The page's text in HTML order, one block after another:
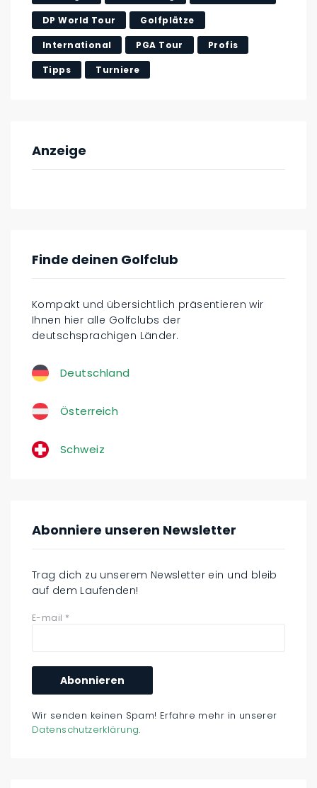
DP World Tour Golfplätze
International PGA Tour Profis
Tipps Turniere
Anzeige
Finde deinen Golfclub
Kompakt und übersichtlich präsentieren wir
Ihnen hier alle Golfclubs der
deutschsprachigen Länder.
Deutschland
Österreich
Schweiz
Abonniere unseren Newsletter
Trag dich zu unserem Newsletter ein und bleib
auf dem Laufenden!
E-mail *
Wir senden keinen Spam! Erfahre mehr in unserer
Datenschutzerklärung.